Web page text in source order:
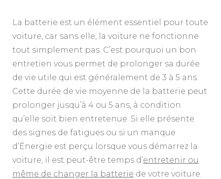
La batterie est un élément essentiel pour toute
voiture, car sans elle, la voiture ne fonctionne
tout simplement pas. C’est pourquoi un bon
entretien vous permet de prolonger sa durée
de vie utile qui est généralement de 3 à 5 ans.
Cette durée de vie moyenne de la batterie peut
prolonger jusqu’à 4 ou 5 ans, à condition
qu’elle soit bien entretenue. Si elle présente
des signes de fatigues ou si un manque
d’Énergie est perçu lorsque vous démarrez la
voiture, il est peut-être temps d’entretenir ou
même de changer la batterie de votre voiture.